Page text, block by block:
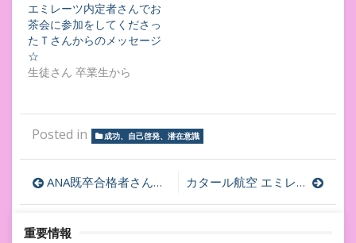
エミレーツ内定者さんでお
茶会に参加をしてくださっ
たＴさんからのメッセージ
☆
生徒さん 卒業生から
Posted in 成功、自己啓発、潜在意識
投
稿
ANA既卒合格者さんとのお茶会 ANAエントリーシート
カタール航空 エミレーツ航空 エッセイ判定および添削受付しています
重要情報